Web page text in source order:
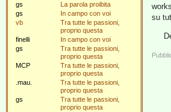
gs
La parola proibita
gs
In campo con voi
vb
Tra tutte le passioni,
proprio questa
finelli
In campo con voi
gs
Tra tutte le passioni,
proprio questa
MCP
Tra tutte le passioni,
proprio questa
.mau.
Tra tutte le passioni,
proprio questa
gs
Tra tutte le passioni,
proprio questa
su